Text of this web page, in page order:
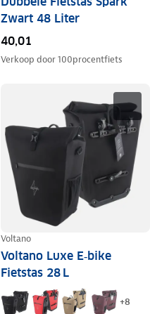
Zwart 48 Liter
40,01
Verkoop door100procentfiets
Voltano
Voltano Luxe E‑bike
Fietstas 28 L
+8